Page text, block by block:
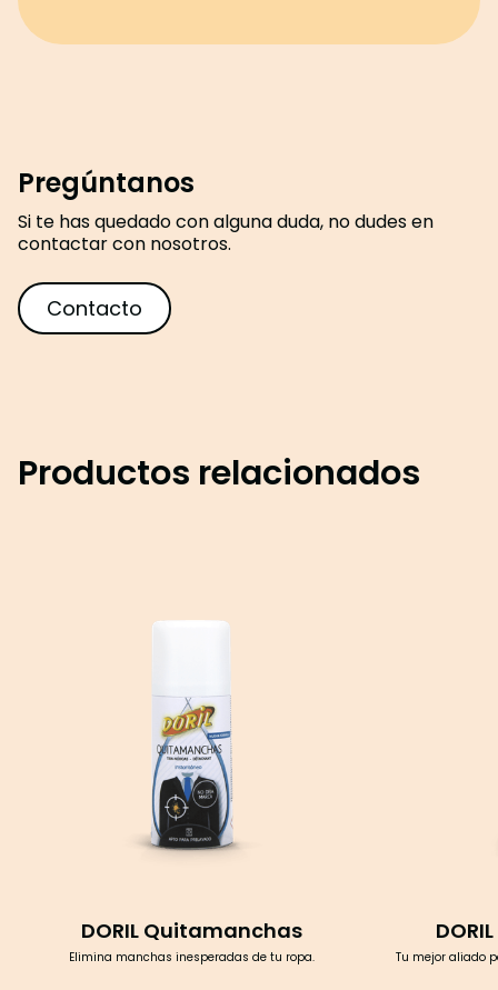
Pregúntanos
Si te has quedado con alguna duda, no dudes en
contactar con nosotros.
Contacto
Productos relacionados
DORIL Quitamanchas
Elimina manchas inesperadas de tu ropa. Tu mejor aliado